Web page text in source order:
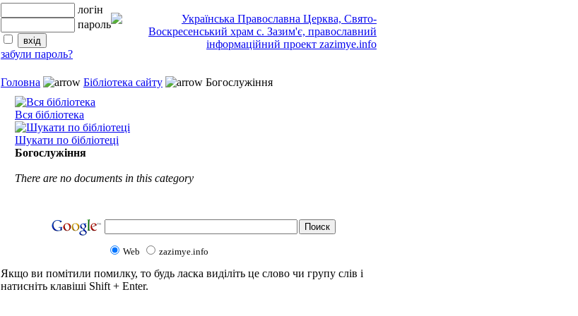
логін
пароль
забули пароль?
Головна Бібліотека сайту Богослужіння
Вся бібліотека
Шукати по бібліотеці
Богослужіння
There are no documents in this category
Web zazimye.info
Якщо ви помітили помилку, то будь ласка виділіть це слово чи групу слів і
натисніть клавіші Shift + Enter.